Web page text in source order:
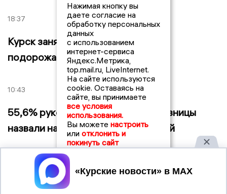
18:37
Курск занял первое место в РФ по
подорожанию вторичного жилья
10:43
55,6% руководителей курской розницы
назвали налоги главной проблемой
Курские аграрии за 2025 год продали 3,5
Нажимая кнопку вы
даете согласие на
обработку персональных
данных
с использованием
интернет-сервиса
Яндекс.Метрика,
top.mail.ru, LiveInternet.
На сайте используются
cookie. Оставаясь на
сайте, вы принимаете
все условия
использования.
Вы можете настроить
или отклонить и
покинуть сайт
Принять